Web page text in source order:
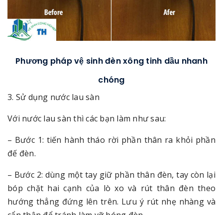
Phương pháp vệ sinh đèn xông tinh dầu nhanh
chóng
3. Sử dụng nước lau sàn
Với nước lau sàn thì các bạn làm như sau:
– Bước 1: tiến hành tháo rời phần thân ra khỏi phần
đế đèn.
– Bước 2: dùng một tay giữ phần thân đèn, tay còn lại
bóp chặt hai cạnh của lò xo và rút thân đèn theo
hướng thẳng đứng lên trên. Lưu ý rút nhẹ nhàng và